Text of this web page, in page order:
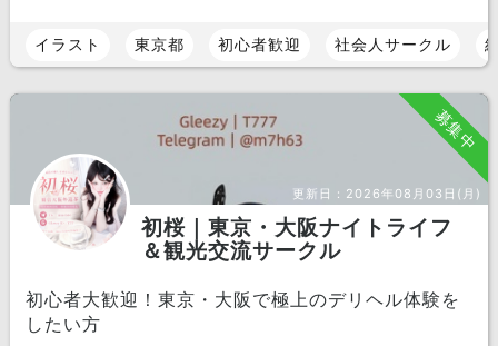
イラスト 東京都 初心者歓迎 社会人サークル
募集中
更新日： 2026年08月03日(月)
初桜｜東京・大阪ナイトライフ
＆観光交流サークル
初心者大歓迎！東京・大阪で極上のデリヘル体験を
したい方